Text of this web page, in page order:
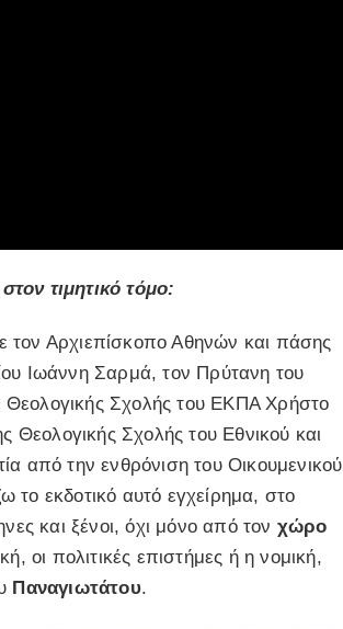
τιμητικό τόμο:
Αρχιεπίσκοπο Αθηνών και πάσης
Ιωάννη Σαρμά, τον Πρύτανη του
Σχολής του ΕΚΠΑ Χρήστο
Θεολογικής Σχολής του Εθνικού και
από την ενθρόνιση του Οικουμενικού
το εκδοτικό αυτό εγχείρημα, στο
και ξένοι, όχι μόνο από τον χώρο
οι πολιτικές επιστήμες ή η νομική,
Παναγιωτάτου.